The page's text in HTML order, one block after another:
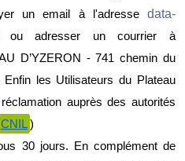
un email à l'adresse data-
ou adresser un courrier à
D’YZERON - 741 chemin du
les Utilisateurs du Plateau
auprès des autorités
CNIL)
30 jours. En complément de